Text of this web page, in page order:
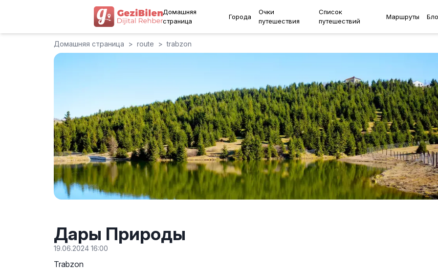
Домашняя
страница
Города
Очки
путешествия
Список
путешествий
Маршруты
Домашняя страница > route > trabzon
Дары Природы
19.06.2024 16:00
Trabzon